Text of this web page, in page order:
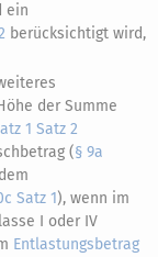
ein
berücksichtigt wird,
der Summe
1 Satz 2
(§ 9a
Satz 1), wenn im
I oder IV
Entlastungsbetrag